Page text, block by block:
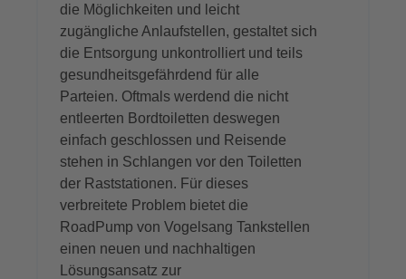
die Möglichkeiten und leicht
zugängliche Anlaufstellen, gestaltet sich
die Entsorgung unkontrolliert und teils
gesundheitsgefährdend für alle
Parteien. Oftmals werdend die nicht
entleerten Bordtoiletten deswegen
einfach geschlossen und Reisende
stehen in Schlangen vor den Toiletten
der Raststationen. Für dieses
verbreitete Problem bietet die
RoadPump von Vogelsang Tankstellen
einen neuen und nachhaltigen
Lösungsansatz zur